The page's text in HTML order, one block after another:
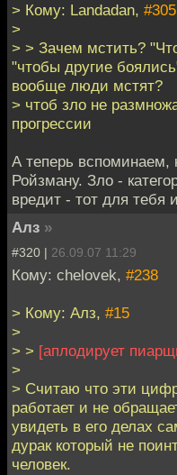
> Кому: Landadan, #305
>
> > Зачем мстить?
"чтобы другие
вообще люди мстят?
> чтоб зло не
прогрессии
А теперь вспоминаем,
Ройзману. Зло -
вредит - тот для тебя
Алз »
#320 | 26.09.07 11:29
Кому: chelovek, #238
> Кому: Алз, #15
>
> > [аплодирует
>
> Считаю что эти
работает и не
увидеть в его делах
дурак который не
человек.